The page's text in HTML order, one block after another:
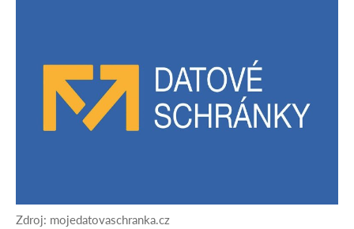
Zdroj: mojedatovaschranka.cz